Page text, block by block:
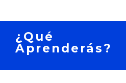
¿Qué
Aprenderás?